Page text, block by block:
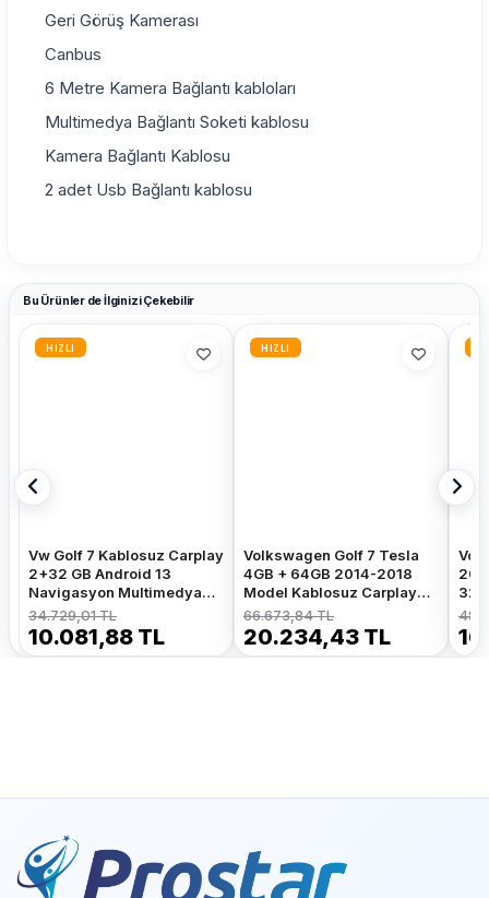
Geri Görüş Kamerası
Canbus
6 Metre Kamera Bağlantı kabloları
Multimedya Bağlantı Soketi kablosu
Kamera Bağlantı Kablosu
2 adet Usb Bağlantı kablosu
Bu Ürünler de İlginizi Çekebilir
HIZLI
Vw Golf 7 Kablosuz Carplay
2+32 GB Android 13
Navigasyon Multimedya
Sistemi
34.729,01 TL
10.081,88 TL
HIZLI
Volkswagen Golf 7 Tesla
4GB + 64GB 2014-2018
Model Kablosuz Carplay
Navigasyon Qled
Multimedya Sistemi
66.673,84 TL
20.234,43 TL